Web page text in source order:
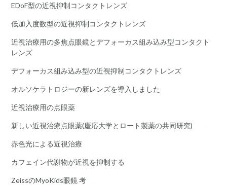
EDoF型の近視抑制コンタクトレンズ
低加入度数型の近視抑制コンタクトレンズ
近視治療用の多焦点眼鏡とデフォーカス組み込み型コンタクト
レンズ
デフォーカス組み込み型の近視抑制コンタクトレンズ
オルソケラトロジーの新レンズを導入しました
近視治療用の点眼薬
新しい近視治療点眼薬(慶応大学とロート製薬の共同研究)
赤色光による近視治療
カフェイン代謝物が近視を抑制する
ZeissのMyoKids眼鏡 考